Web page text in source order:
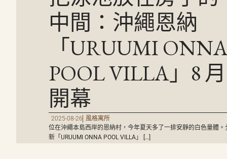
中間：沖繩恩納
「URUUMI
POOL VILLA」8 月
開幕
2025-08-26 風格寓所
位在沖繩本島西岸的恩納村，今年夏天多了一排安靜的白色量體。
新「URUUMI ONNA POOL VILLA」 […]